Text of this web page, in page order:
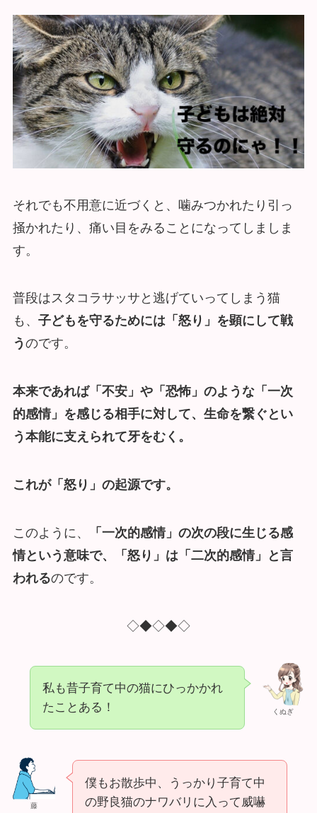
それでも不用意に近づくと、噛みつかれたり引っ
掻かれたり、痛い目をみることになってしましま
す。
普段はスタコラサッサと逃げていってしまう猫
も、 子どもを守るためには「怒り」を顕にして戦
う のです。
本来であれば「不安」や「恐怖」のような「一次
的感情」を感じる相手に対して、生命を繋ぐとい
う本能に支えられて牙をむく。
これが「怒り」の起源です。
このように、
「一次的感情」の次の段に生じる感
情という意味で、「怒り」は「二次的感情」と言
われるのです。
◇◆◇◆◇
くぬぎ
私も昔子育て中の猫にひっかかれ
たことある！
藤
僕もお散歩中、うっかり子育て中
の野良猫のナワバリに入って威嚇